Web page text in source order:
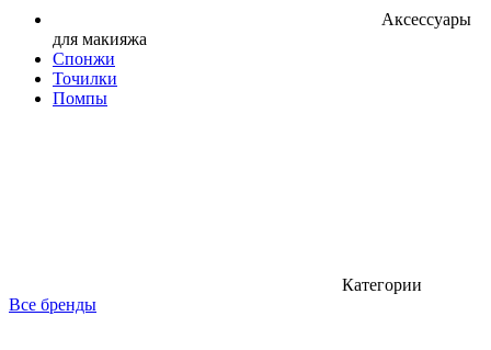
Аксессуары
для макияжа
Спонжи
Точилки
Помпы
Категории
Все бренды